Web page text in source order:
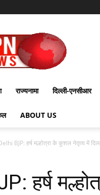
CPN
News
राज्यनामा दिल्ली-एनसीआर
ABOUT US
BJP: हर्ष मल्होत्रा के कुशल नेतृत्व में
हर्ष